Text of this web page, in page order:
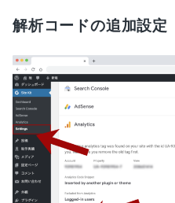
解析コードの追加設定